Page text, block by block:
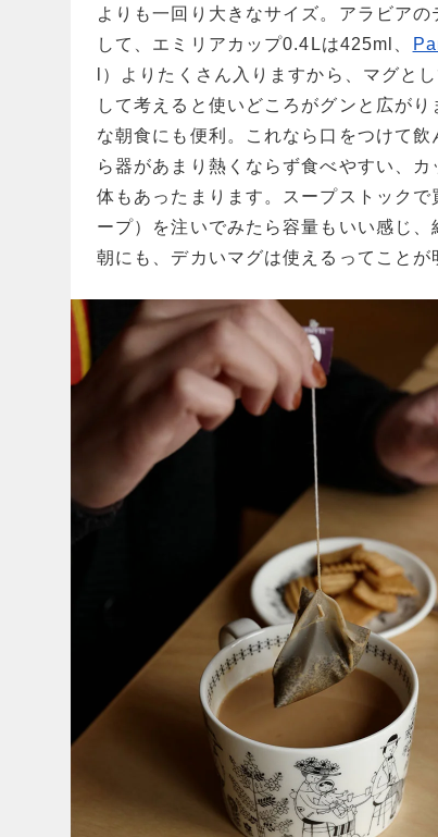
よりも一回り大きなサイズ。アラビア
して、エミリアカップ0.4Lは425ml、
l）よりたくさん入りますから、マグと
して考えると使いどころがグンと広が
な朝食にも便利。これなら口をつけて
ら器があまり熱くならず食べやすい、
体もあったまります。スープストック
ープ）を注いでみたら容量もいい感じ
朝にも、デカいマグは使えるってことが